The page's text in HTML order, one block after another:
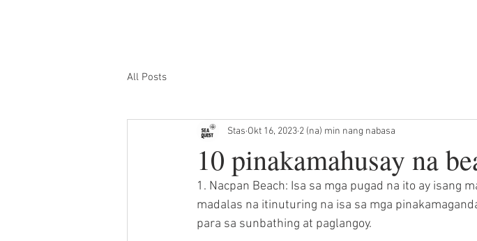
All Posts
10 pinakamahusay na
Stas Okt 16, 2023 2 (na) min nang nabasa
1. Nacpan Beach: Isa sa mga pugad na ito ay isang
madalas na itinuturing na isa sa mga
para sa sunbathing at paglangoy.